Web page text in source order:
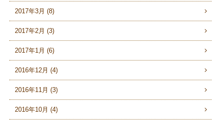
2017年3月 (8)
2017年2月 (3)
2017年1月 (6)
2016年12月 (4)
2016年11月 (3)
2016年10月 (4)